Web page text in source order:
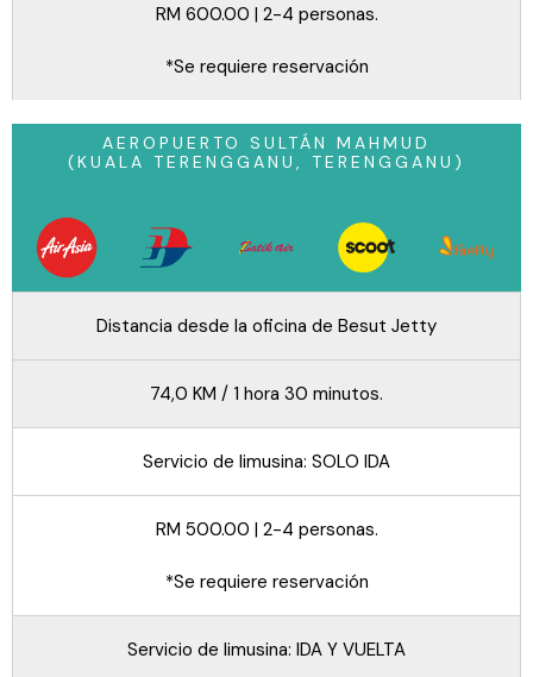
RM 600.00 | 2-4 personas.
*Se requiere reservación
AEROPUERTO SULTÁN MAHMUD
(KUALA TERENGGANU, TERENGGANU)
Distancia desde la oficina de Besut Jetty
74,0 KM / 1 hora 30 minutos.
Servicio de limusina: SOLO IDA
RM 500.00 | 2-4 personas.
*Se requiere reservación
Servicio de limusina: IDA Y VUELTA